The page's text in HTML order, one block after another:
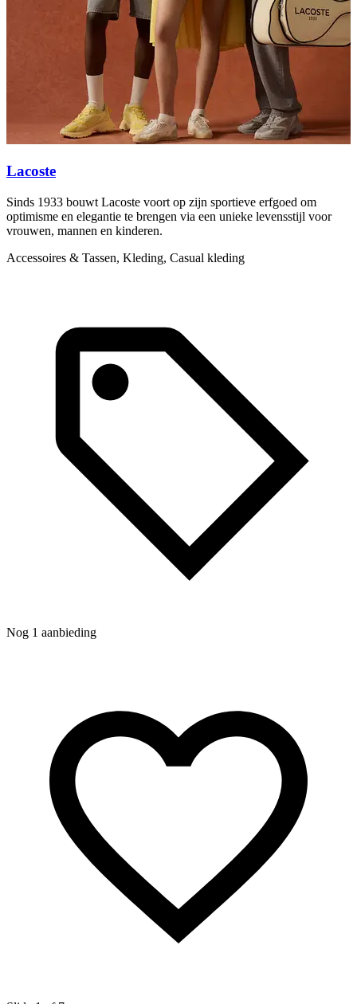
Lacoste
Sinds 1933 bouwt Lacoste voort op zijn sportieve erfgoed om
optimisme en elegantie te brengen via een unieke levensstijl voor
vrouwen, mannen en kinderen.
Accessoires & Tassen, Kleding, Casual kleding
Nog 1 aanbieding